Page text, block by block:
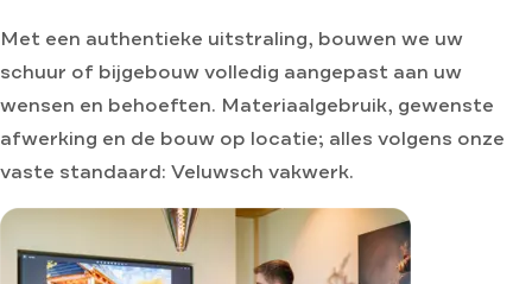
Met een authentieke uitstraling, bouwen we uw
schuur of bijgebouw volledig aangepast aan uw
wensen en behoeften. Materiaalgebruik, gewenste
afwerking en de bouw op locatie; alles volgens onze
vaste standaard: Veluwsch vakwerk.